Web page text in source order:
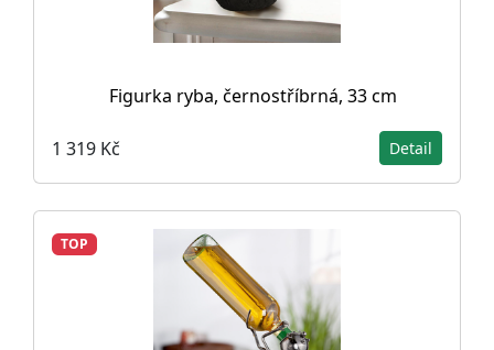
Figurka ryba, černostříbrná, 33 cm
1 319 Kč Detail
TOP